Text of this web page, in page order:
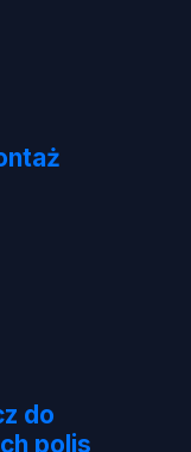
do
polis